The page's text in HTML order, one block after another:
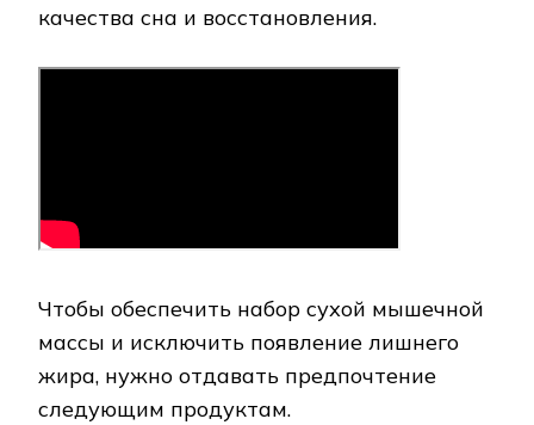
качества сна и восстановления.
Чтобы обеспечить набор сухой мышечной
массы и исключить появление лишнего
жира, нужно отдавать предпочтение
следующим продуктам.